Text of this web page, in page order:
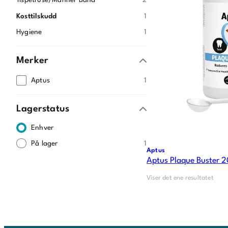
Kosttilskudd 1
Hygiene 1
Merker
Aptus 1
Lagerstatus
Enhver
På lager 1
Aptus
Aptus Plaque Buster
Viser det ene resultatet